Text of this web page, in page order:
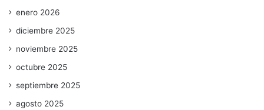
enero 2026
diciembre 2025
noviembre 2025
octubre 2025
septiembre 2025
agosto 2025